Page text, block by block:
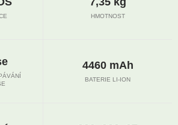
HMOTNOST
4460 mAh
BATERIE LI-ION